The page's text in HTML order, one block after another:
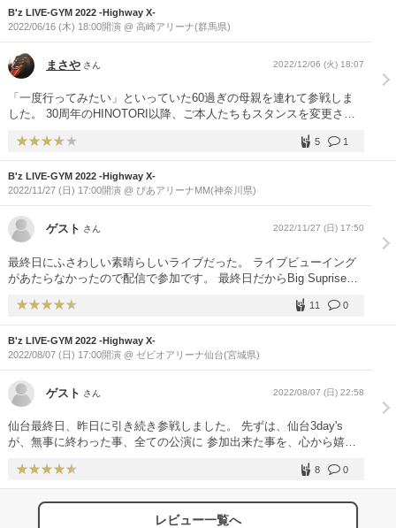
B'z LIVE-GYM 2022 -Highway X-
2022/06/16 (木) 18:00開演 @ 高崎アリーナ(群馬県)
まさや さん 2022/12/06 (火) 18:07
「一度行ってみたい」といっていた60過ぎの母親を連れて参戦しま
した。 30周年のHINOTORI以降、ご本人たちもスタンスを変更され
ファンとの距離感を意識しているように感じてます。 そのような中
でファンの方にお聞きしたいことが。 今回残念だったのが、稲葉さ
ん『ギリギリchop』で張り上げる箇所が全部下をいっていたんです
よね…。サビ終わりの「僕の場合は」の部分など全て…。 長いツア
ーを続ける為でしょうか。 あそこを楽しみにしてた私としてはちょ
っと残念でした…。 ここ最近（昔も含めてでも構いませんが）は稲
葉さんは安全をとるようなパフォーマンスはされてるのでしょうか？
また今回のツアーの『ギリギリchop』、下をいったのはこの日だけ
だったんでしょうか。 是非とも長年お二人を追い続けてきたファン
1
5
B'z LIVE-GYM 2022 -Highway X-
2022/11/27 (日) 17:00開演 @ ぴあアリーナMM(神奈川県)
ゲスト さん 2022/11/27 (日) 17:50
最終日にふさわしい素晴らしいライブだった。 ライブビューイング
があたらなかったので配信で参加です。 最終日だからBig Supriseを
最後まで頑張って！！
0
11
B'z LIVE-GYM 2022 -Highway X-
2022/08/07 (日) 17:00開演 @ ゼビオアリーナ仙台(宮城県)
ゲスト さん 2022/08/07 (日) 22:58
仙台最終日、昨日に引き続き参戦しました。 先ずは、仙台3day's
が、無事に終わった事、全ての公演に 参加出来た事を、心から嬉し
テージでした。 また、仙台の地に戻って来てくれる事を、心より お
待ち申し上げます。 仙台公演、最高に素晴らしかったです。 次は、
ファイナルのライビューを観に行きます。
0
8
レビュー一覧へ